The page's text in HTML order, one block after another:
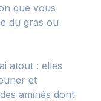
que vous
du gras ou
atout : elles
et
aminés dont